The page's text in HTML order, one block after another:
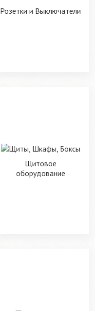
Розетки и Выключатели
Щитовое
оборудование